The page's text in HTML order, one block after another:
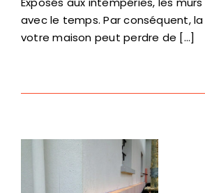
avec le temps. Par conséquent,
votre maison peut perdre de [...]